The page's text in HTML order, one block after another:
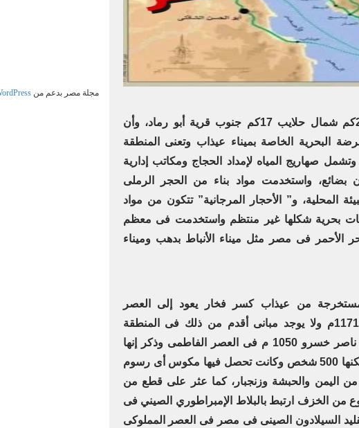
موقع الكشف الأثرى 23كم شمال حلايب 17كم جنوب قرية أبو رماد، وأن
البحرية الخاصة بميناء عيذاب وتعنى المنطقة
وتشمل صهاريج المياه لإمداد الحجاج ومكاتب إدارية
بضائع، واستخدمت مواد بناء من الحجر الرملى
المحلية، و” الأحجار المرجانية” تتكون من مواد
بحرية شكلها غير منتظم واستخدمت فى معظم
الأحمر فى مصر مثل ميناء الأنباط بدهب وميناء
من عيذاب كسر فخار يعود إلى العصر
الفاطمى من 969 إلى 1171م ولا يوجد مبانى أقدم من ذلك فى المنطقة
وزارها الرحّالة الفارسى ناصر خسرو 1050 م فى العصر الفاطمى وذكر إنها
تابعة لسلطان مصر ويسكنها 500 شخص وكانت تحصل فيها مكوس أى رسوم
من اليمن والحبشة وزنجبار، كما عثر على قطع من
من الخزف ارتبط بالبلاط الإمبراطوري الصيني فى
السيلادون الصينى فى مصر فى العصر المملوكى
مجلة مصر بدعم من